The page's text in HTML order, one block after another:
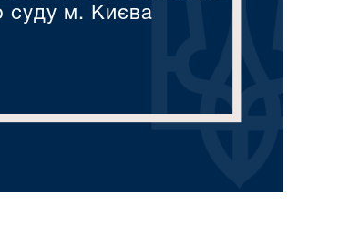
суду м. Києва